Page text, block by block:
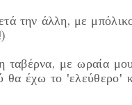
την άλλη, με
ταβέρνα, με ωραία
θα έχω το 'ελεύθερο'